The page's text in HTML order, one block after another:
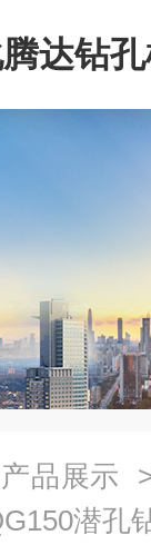
达钻
产品展示
潜孔